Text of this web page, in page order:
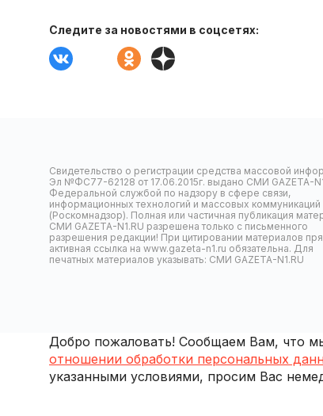
Следите за новостями в соцсетях:
Свидетельство о регистрации средства массовой
Эл №ФС77-62128 от 17.06.2015г. выдано СМИ GAZETA-
Федеральной службой по надзору в сфере связи,
информационных технологий и массовых коммуникаций
(Роскомнадзор). Полная или частичная публикация
СМИ GAZETA-N1.RU разрешена только с письменного
разрешения редакции! При цитировании материалов
активная ссылка на www.gazeta-n1.ru обязательна. Для
печатных материалов указывать: СМИ GAZETA-N1.RU
Добро пожаловать! Сообщаем Вам, что
отношении обработки персональных
указанными условиями, просим Вас